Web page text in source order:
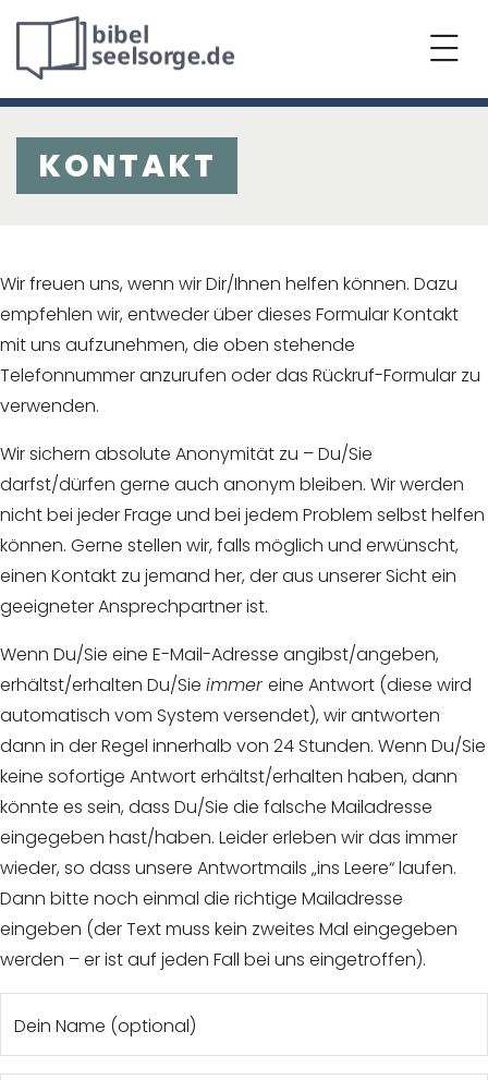
KONTAKT
Wir freuen uns, wenn wir Dir/Ihnen helfen können. Dazu
empfehlen wir, entweder über dieses Formular Kontakt
mit uns aufzunehmen, die oben stehende
Telefonnummer anzurufen oder das Rückruf-Formular zu
verwenden.
Wir sichern absolute Anonymität zu – Du/Sie
darfst/dürfen gerne auch anonym bleiben. Wir werden
nicht bei jeder Frage und bei jedem Problem selbst helfen
können. Gerne stellen wir, falls möglich und erwünscht,
einen Kontakt zu jemand her, der aus unserer Sicht ein
geeigneter Ansprechpartner ist.
Wenn Du/Sie eine E-Mail-Adresse angibst/angeben,
erhältst/erhalten Du/Sie immer eine Antwort (diese wird
automatisch vom System versendet), wir antworten
dann in der Regel innerhalb von 24 Stunden. Wenn Du/Sie
keine sofortige Antwort erhältst/erhalten haben, dann
könnte es sein, dass Du/Sie die falsche Mailadresse
eingegeben hast/haben. Leider erleben wir das immer
wieder, so dass unsere Antwortmails „ins Leere“ laufen.
Dann bitte noch einmal die richtige Mailadresse
eingeben (der Text muss kein zweites Mal eingegeben
werden – er ist auf jeden Fall bei uns eingetroffen).
Dein Name (optional)